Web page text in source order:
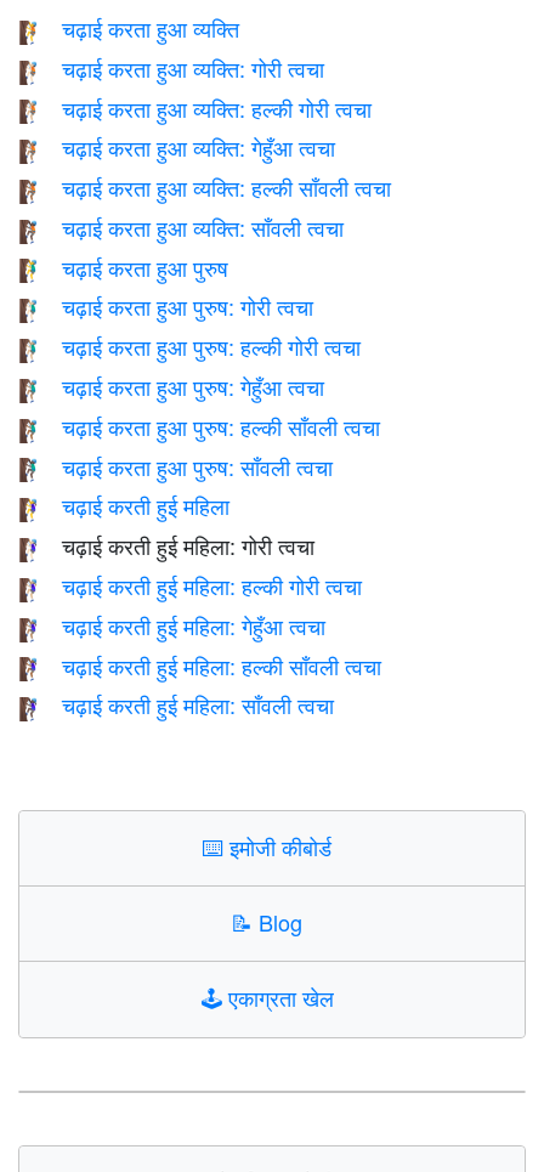
🧗 चढ़ाई करता हुआ व्यक्ति
🧗🏻 चढ़ाई करता हुआ व्यक्ति: गोरी त्वचा
🧗🏼 चढ़ाई करता हुआ व्यक्ति: हल्की गोरी त्वचा
🧗🏽 चढ़ाई करता हुआ व्यक्ति: गेहुँआ त्वचा
🧗🏾 चढ़ाई करता हुआ व्यक्ति: हल्की साँवली त्वचा
🧗🏿 चढ़ाई करता हुआ व्यक्ति: साँवली त्वचा
🧗‍♂️ चढ़ाई करता हुआ पुरुष
🧗🏻‍♂️ चढ़ाई करता हुआ पुरुष: गोरी त्वचा
🧗🏼‍♂️ चढ़ाई करता हुआ पुरुष: हल्की गोरी त्वचा
🧗🏽‍♂️ चढ़ाई करता हुआ पुरुष: गेहुँआ त्वचा
🧗🏾‍♂️ चढ़ाई करता हुआ पुरुष: हल्की साँवली त्वचा
🧗🏿‍♂️ चढ़ाई करता हुआ पुरुष: साँवली त्वचा
🧗‍♀️ चढ़ाई करती हुई महिला
🧗🏻‍♀️ चढ़ाई करती हुई महिला: गोरी त्वचा
🧗🏼‍♀️ चढ़ाई करती हुई महिला: हल्की गोरी त्वचा
🧗🏽‍♀️ चढ़ाई करती हुई महिला: गेहुँआ त्वचा
🧗🏾‍♀️ चढ़ाई करती हुई महिला: हल्की साँवली त्वचा
🧗🏿‍♀️ चढ़ाई करती हुई महिला: साँवली त्वचा
⌨️इमोजी कीबोर्ड
📝 Blog
🕹️एकाग्रता खेल